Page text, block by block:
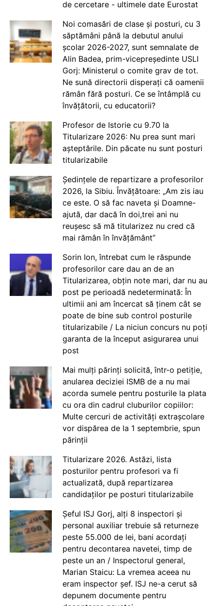
de cercetare - ultimele date Eurostat
Noi comasări de clase și posturi, cu 3
săptămâni până la debutul anului
școlar 2026-2027, sunt semnalate de
Alin Badea, prim-vicepreședinte USLI
Gorj: Ministerul o comite grav de tot.
Ne sună directorii disperați că oamenii
rămân fără posturi. Ce se întâmplă cu
învățătorii, cu educatorii?
Profesor de Istorie cu 9.70 la
Titularizare 2026: Nu prea sunt mari
așteptările. Din păcate nu sunt posturi
titularizabile
Ședințele de repartizare a profesorilor
2026, la Sibiu. Învățătoare: „Am zis iau
ce este. O să fac naveta și Doamne-
ajută, dar dacă în doi,trei ani nu
reușesc să mă titularizez nu cred că
mai rămân în învățământ”
Sorin Ion, întrebat cum le răspunde
profesorilor care dau an de an
Titularizarea, obțin note mari, dar nu au
post pe perioadă nedeterminată: În
ultimii ani am încercat să ținem cât se
poate de bine sub control posturile
titularizabile / La niciun concurs nu poți
garanta de la început asigurarea unui
post
Mai mulți părinți solicită, într-o petiție,
anularea deciziei ISMB de a nu mai
acorda sumele pentru posturile la plata
cu ora din cadrul cluburilor copiilor:
Multe cercuri de activități extrașcolare
vor dispărea de la 1 septembrie, spun
părinții
Titularizare 2026. Astăzi, lista
posturilor pentru profesori va fi
actualizată, după repartizarea
candidaților pe posturi titularizabile
Șeful ISJ Gorj, alți 8 inspectori și
personal auxiliar trebuie să returneze
peste 55.000 de lei, bani acordați
pentru decontarea navetei, timp de
peste un an / Inspectorul general,
Marian Staicu: La vremea aceea nu
eram inspector șef. ISJ ne-a cerut să
depunem documente pentru